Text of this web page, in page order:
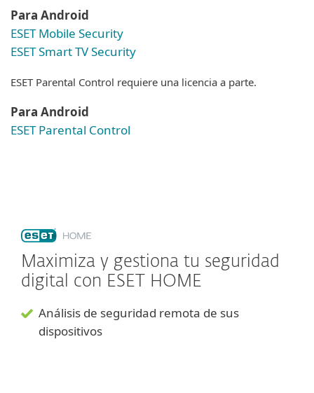
Para Android
ESET Mobile Security
ESET Smart TV Security
ESET Parental Control requiere una licencia a parte.
Para Android
ESET Parental Control
Maximiza y gestiona tu seguridad
digital con ESET HOME
Análisis de seguridad remota de sus
dispositivos